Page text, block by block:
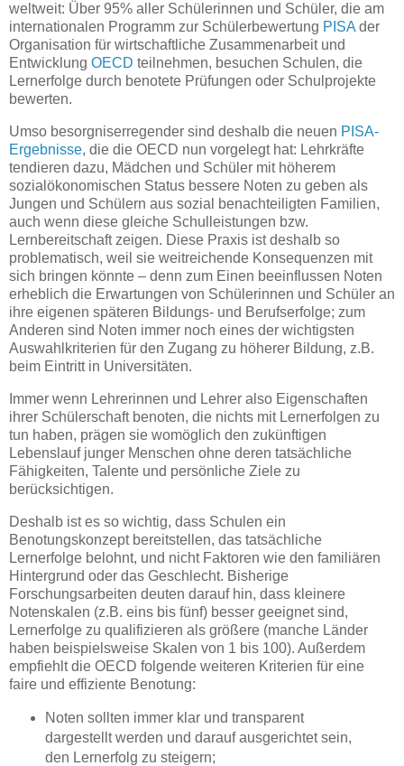
weltweit: Über 95% aller Schülerinnen und Schüler, die am
internationalen Programm zur Schülerbewertung PISA der
Organisation für wirtschaftliche Zusammenarbeit und
Entwicklung OECD teilnehmen, besuchen Schulen, die
Lernerfolge durch benotete Prüfungen oder Schulprojekte
bewerten.
Umso besorgniserregender sind deshalb die neuen PISA-
Ergebnisse, die die OECD nun vorgelegt hat: Lehrkräfte
tendieren dazu, Mädchen und Schüler mit höherem
sozialökonomischen Status bessere Noten zu geben als
Jungen und Schülern aus sozial benachteiligten Familien,
auch wenn diese gleiche Schulleistungen bzw.
Lernbereitschaft zeigen. Diese Praxis ist deshalb so
problematisch, weil sie weitreichende Konsequenzen mit
sich bringen könnte – denn zum Einen beeinflussen Noten
erheblich die Erwartungen von Schülerinnen und Schüler an
ihre eigenen späteren Bildungs- und Berufserfolge; zum
Anderen sind Noten immer noch eines der wichtigsten
Auswahlkriterien für den Zugang zu höherer Bildung, z.B.
beim Eintritt in Universitäten.
Immer wenn Lehrerinnen und Lehrer also Eigenschaften
ihrer Schülerschaft benoten, die nichts mit Lernerfolgen zu
tun haben, prägen sie womöglich den zukünftigen
Lebenslauf junger Menschen ohne deren tatsächliche
Fähigkeiten, Talente und persönliche Ziele zu
berücksichtigen.
Deshalb ist es so wichtig, dass Schulen ein
Benotungskonzept bereitstellen, das tatsächliche
Lernerfolge belohnt, und nicht Faktoren wie den familiären
Hintergrund oder das Geschlecht. Bisherige
Forschungsarbeiten deuten darauf hin, dass kleinere
Notenskalen (z.B. eins bis fünf) besser geeignet sind,
Lernerfolge zu qualifizieren als größere (manche Länder
haben beispielsweise Skalen von 1 bis 100). Außerdem
empfiehlt die OECD folgende weiteren Kriterien für eine
faire und effiziente Benotung:
Noten sollten immer klar und transparent
dargestellt werden und darauf ausgerichtet sein,
den Lernerfolg zu steigern;